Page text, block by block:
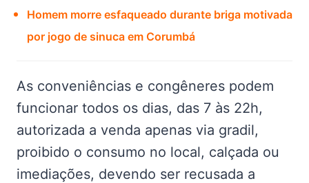
Homem morre esfaqueado durante briga motivada
por jogo de sinuca em Corumbá
As conveniências e congêneres podem
funcionar todos os dias, das 7 às 22h,
autorizada a venda apenas via gradil,
proibido o consumo no local, calçada ou
imediações, devendo ser recusada a